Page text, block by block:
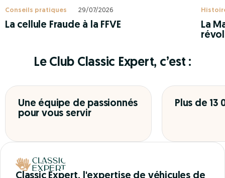
Conseils pratiques 29/07/2026
La cellule Fraude à la FFVE
La
Le Club Classic Expert, c’est :
Une équipe de passionnés
pour vous servir
Plus de 13
Classic Expert, l'expertise de véhicules de